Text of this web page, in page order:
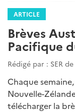
ARTICLE
Brèves
Pacifique
Rédigé par : SER
Chaque
Nouvelle-
télécharger la